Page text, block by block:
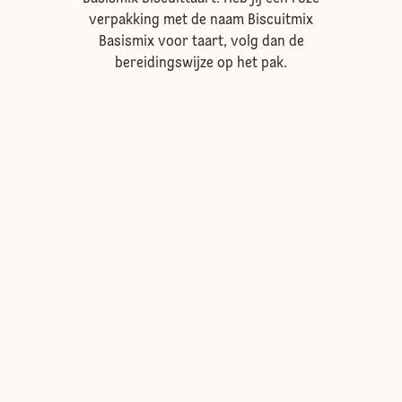
verpakking met de naam Biscuitmix
Basismix voor taart, volg dan de
bereidingswijze op het pak.